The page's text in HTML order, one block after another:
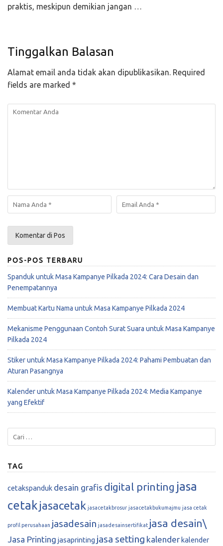
praktis, meskipun demikian jangan …
Tinggalkan Balasan
Alamat email anda tidak akan dipublikasikan. Required
fields are marked *
POS-POS TERBARU
Spanduk untuk Masa Kampanye Pilkada 2024: Cara Desain dan
Penempatannya
Membuat Kartu Nama untuk Masa Kampanye Pilkada 2024
Mekanisme Penggunaan Contoh Surat Suara untuk Masa Kampanye
Pilkada 2024
Stiker untuk Masa Kampanye Pilkada 2024: Pahami Pembuatan dan
Aturan Pasangnya
Kalender untuk Masa Kampanye Pilkada 2024: Media Kampanye
yang Efektif
TAG
cetakspanduk desain grafis digital printing jasa
cetak jasacetak jasacetakbrosur jasacetakbukumajmu jasa cetak
profil perusahaan jasadesain jasadesainsertifikat jasa desain\
Jasa Printing jasaprinting jasa setting kalender kalender